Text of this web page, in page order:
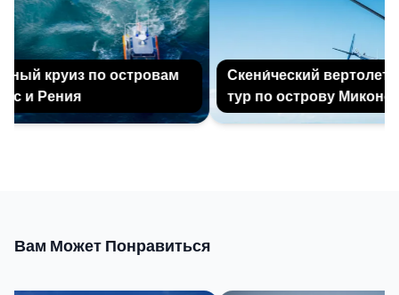
круиз по островам
и Рения
Скени́ческий
тур по острову Миконос
Вам Может Понравиться